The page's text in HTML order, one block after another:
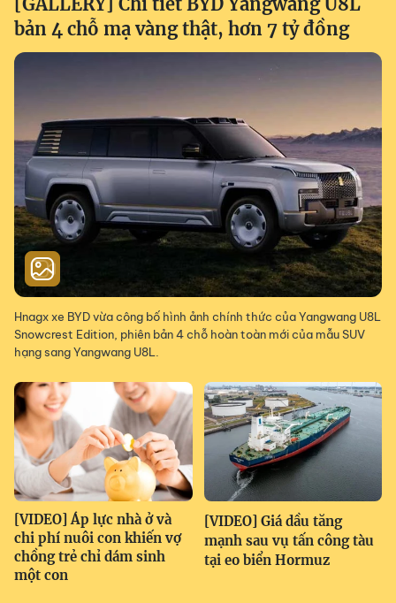
bản 4 chỗ mạ vàng thật, hơn 7 tỷ đồng
Hnagx xe BYD vừa công bố hình ảnh chính thức của Yangwang U8L
Snowcrest Edition, phiên bản 4 chỗ hoàn toàn mới của mẫu SUV
hạng sang Yangwang U8L.
[VIDEO] Áp lực nhà ở và
chi phí nuôi con khiến vợ
chồng trẻ chỉ dám sinh
một con
[VIDEO] Giá dầu tăng
mạnh sau vụ tấn công tàu
tại eo biển Hormuz